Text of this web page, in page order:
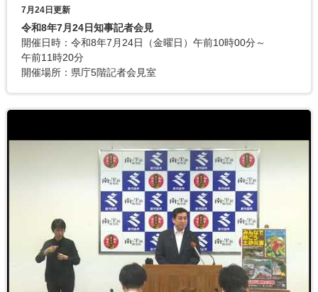
7月24日更新
令和8年7月24日知事記者会見
開催日時：令和8年7月24日（金曜日）午前10時00分～
午前11時20分
開催場所：県庁5階記者会見室